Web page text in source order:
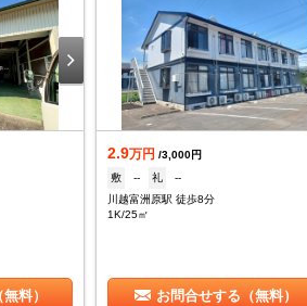
料）
2.9万円 /3,000円
敷
-- 礼
--
川越富洲原駅 徒歩8分
1K/25㎡
お問合せする（無料）